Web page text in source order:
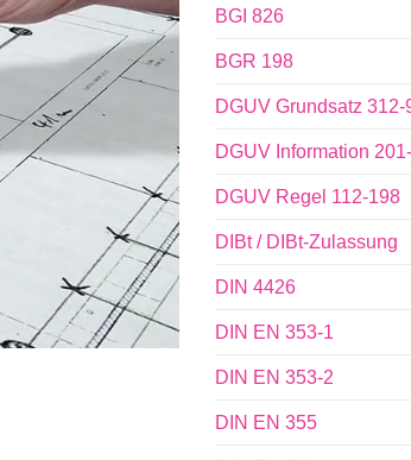
BGI 826
BGR 198
DGUV Grundsatz 312-
DGUV Information
DGUV Regel 112-198
DIBt / DIBt-Zulassung
DIN 4426
DIN EN 353-1
DIN EN 353-2
DIN EN 355